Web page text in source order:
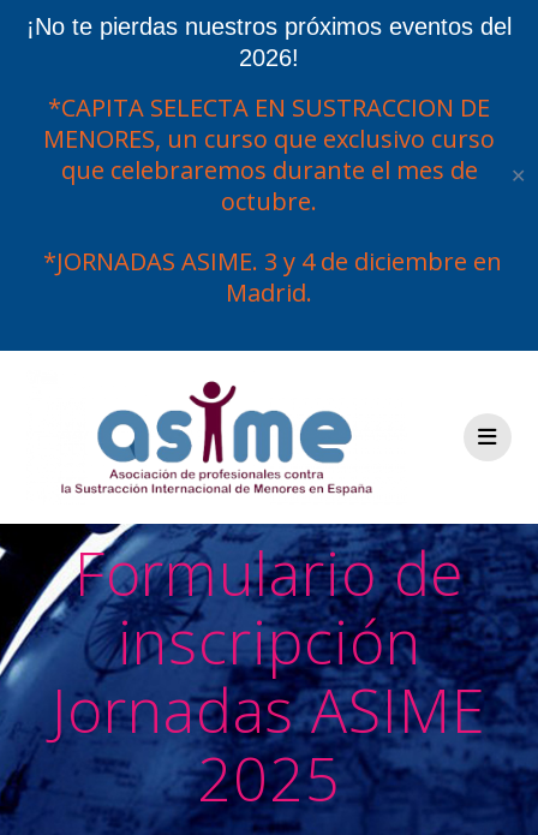
¡No te pierdas nuestros próximos eventos del
2026!
*CAPITA SELECTA EN SUSTRACCION DE
MENORES, un curso que exclusivo curso
que celebraremos durante el mes de
octubre.
*JORNADAS ASIME. 3 y 4 de diciembre en
Madrid.
✕
Formulario de
inscripción
Jornadas ASIME
2025